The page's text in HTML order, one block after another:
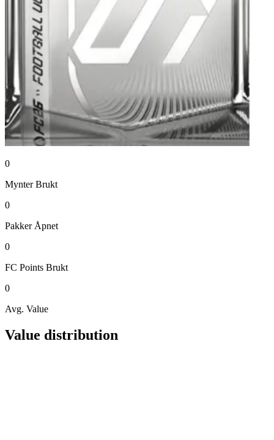
0
Mynter Brukt
0
Pakker Åpnet
0
FC Points Brukt
0
Avg. Value
Value distribution